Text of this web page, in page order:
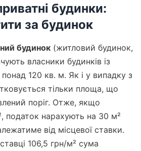
будинки:
за будинок
будинок (житловий будинок,
власники будинків із
120 кв. м. Як і у випадку з
тільки площа, що
поріг. Отже, якщо
податок нарахують на 30 м²
від місцевої ставки.
106,5 грн/м² сума